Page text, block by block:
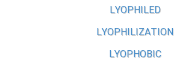
LYOPHILED
LYOPHILIZATION
LYOPHOBIC